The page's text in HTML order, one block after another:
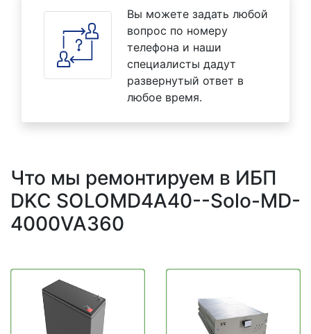
Вы можете задать любой
вопрос по номеру
телефона и наши
специалисты дадут
развернутый ответ в
любое время.
Что мы ремонтируем в ИБП
DKC SOLOMD4A40--Solo-MD-
4000VA360